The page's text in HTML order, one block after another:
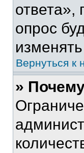
ответа»,
опрос
Вернуться к
»